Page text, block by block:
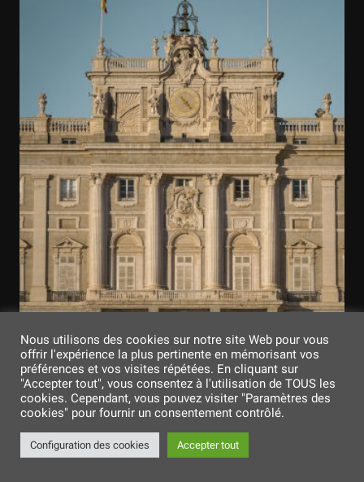
Nous utilisons des cookies sur notre site Web pour vous
offrir l'expérience la plus pertinente en mémorisant vos
préférences et vos visites répétées. En cliquant sur
"Accepter tout", vous consentez à l'utilisation de TOUS les
cookies. Cependant, vous pouvez visiter "Paramètres des
cookies" pour fournir un consentement contrôlé.
Configuration des cookies Accepter tout